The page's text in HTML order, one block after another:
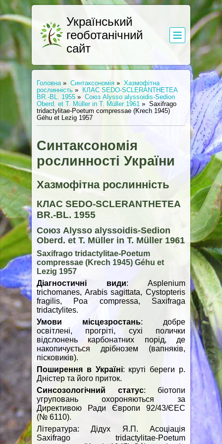
Український
геоботанічний
сайт
Головна » Синтаксономія » Хазмофітна
рослинність »
КЛАС SEDO-SCLERANTHETEA
BR.-BL. 1955 » Союз Alysso alyssoidis-Sedion
Oberd. et T. Müller in T. Müller 1961 » Saxifragо
tridactylitae-Poetum compressae (Krech 1945)
Géhu et Lezig 1957
Синтаксономія
рослинності України
Хазмофітна рослинність
КЛАС SEDO-SCLERANTHETEA
BR.-BL. 1955
Союз Alysso alyssoidis-Sedion
Oberd. et T. Müller in T. Müller 1961
Saxifragо tridactylitae-Poetum
compressae (Krech 1945) Géhu et
Lezig 1957
Діагностичні види: Asplenium
trichomanes, Arabis sagittata, Cystopteris
fragilis, Poa compressa, Saxifraga
tridactylites.
Умови місцезростань: добре
освітлені, прогріті, сухі полички
відслонень карбонатних порід, де
накопичується дрібнозем (вапняків,
пісковиків).
Поширення в Україні: круті береги р.
Дністер та його приток.
Синсозологічний статус: біотопи
угруповань охороняються за
Директивою Ради Європи 92/43/ЄЕС
(№ 6110).
Література: Дідух Я.П. Асоціація
Saxifragо tridactylitae-Poetum